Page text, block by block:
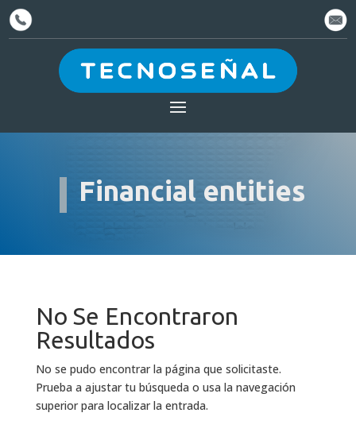
Financial entities
No Se Encontraron
Resultados
No se pudo encontrar la página que solicitaste.
Prueba a ajustar tu búsqueda o usa la navegación
superior para localizar la entrada.